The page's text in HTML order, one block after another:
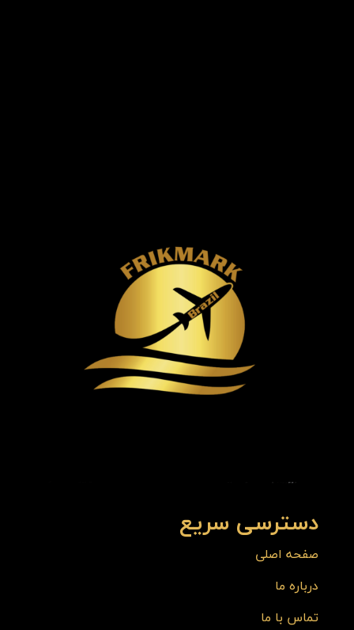
دسترسی سریع
صفحه اصلی
درباره ما
تماس با ما